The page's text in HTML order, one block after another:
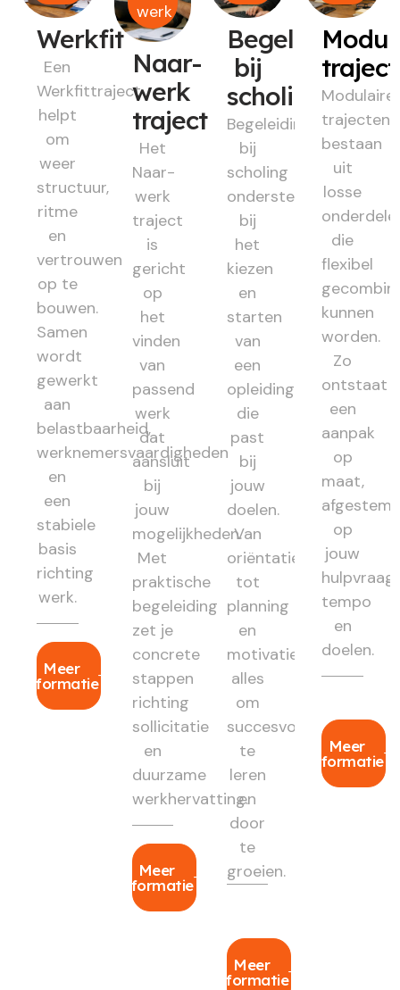
Werkfit
Een
Werkfittraject
helpt
om
weer
structuur,
ritme
en
vertrouwen
op te
bouwen.
Samen
wordt
gewerkt
aan
belastbaarheid,
werknemersvaardigheden
en
een
stabiele
basis
richting
werk.
Meer
informatie
werk
Naar-
werk
traject
Het
Naar-
werk
traject
is
gericht
op
het
vinden
van
passend
werk
dat
aansluit
bij
jouw
mogelijkheden.
Met
praktische
begeleiding
zet je
concrete
stappen
richting
sollicitatie
en
duurzame
werkhervatting.
Meer
informatie
Begeleiding
bij
scholing
Begeleiding
bij
scholing
ondersteunt
bij
het
kiezen
en
starten
van
een
opleiding
die
past
bij
jouw
doelen.
Van
oriëntatie
tot
planning
en
motivatie:
alles
om
succesvol
te
leren
en
door
te
groeien.
Meer
informatie
Modulaire
trajecten
bestaan
uit
losse
die
flexibel
kunnen
worden.
Zo
ontstaat
een
aanpak
op
maat,
op
jouw
hulpvraag,
tempo
en
doelen.
Meer
informatie